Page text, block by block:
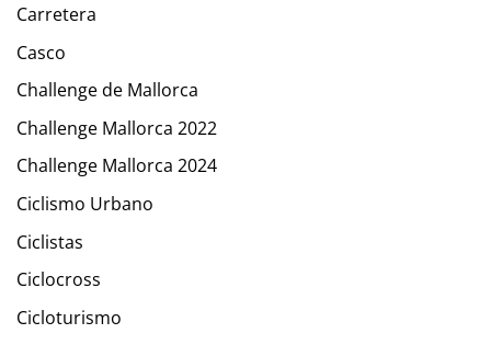
Carretera
Casco
Challenge de Mallorca
Challenge Mallorca 2022
Challenge Mallorca 2024
Ciclismo Urbano
Ciclistas
Ciclocross
Cicloturismo